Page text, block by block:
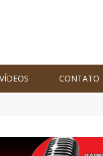
VÍDEOS CONTATO